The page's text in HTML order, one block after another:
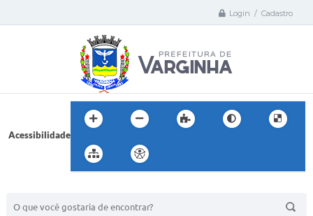
Login / Cadastro
Acessibilidade